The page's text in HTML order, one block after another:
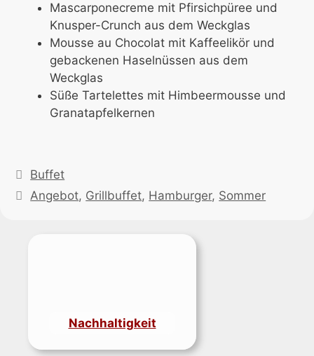
Mascarponecreme mit Pfirsichpüree und
Knusper-Crunch aus dem Weckglas
Mousse au Chocolat mit Kaffeelikör und
gebackenen Haselnüssen aus dem
Weckglas
Süße Tartelettes mit Himbeermousse und
Granatapfelkernen
Kategorien
Buffet
Schlagwörter
Angebot, Grillbuffet, Hamburger, Sommer
Nachhaltigkeit